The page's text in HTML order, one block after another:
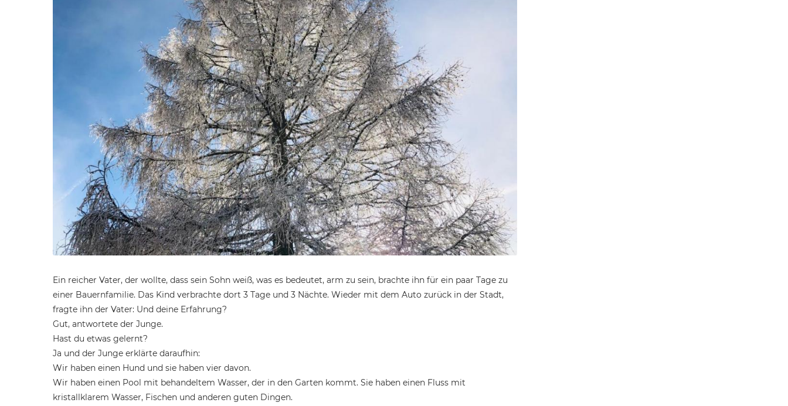
Ein reicher Vater, der wollte, dass sein Sohn weiß, was es bedeutet, arm zu sein, brachte ihn für ein paar Tage zu
einer Bauernfamilie. Das Kind verbrachte dort 3 Tage und 3 Nächte. Wieder mit dem Auto zurück in der Stadt,
fragte ihn der Vater: Und deine Erfahrung?
Gut, antwortete der Junge.
Hast du etwas gelernt?
Ja und der Junge erklärte daraufhin:
Wir haben einen Hund und sie haben vier davon.
Wir haben einen Pool mit behandeltem Wasser, der in den Garten kommt. Sie haben einen Fluss mit
kristallklarem Wasser, Fischen und anderen guten Dingen.